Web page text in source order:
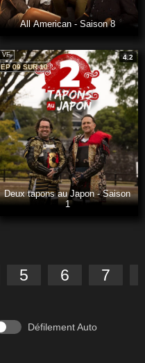
All American - Saison 8
VF
4.2
EP 09 SUR 10
Deux tapons au Japon - Saison
1
5 6 7
Défilement Auto